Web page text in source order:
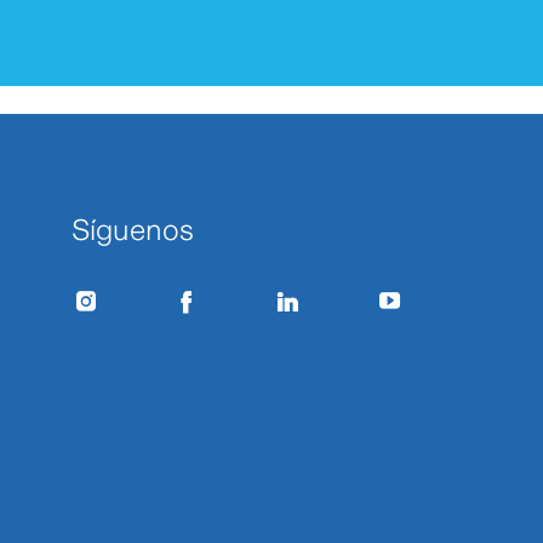
Síguenos